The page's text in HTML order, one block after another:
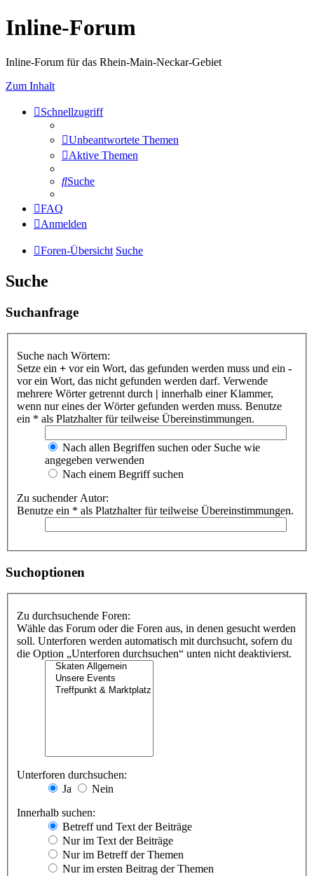
Inline-Forum
Inline-Forum für das Rhein-Main-Neckar-Gebiet
Zum Inhalt
Schnellzugriff
Unbeantwortete Themen
Aktive Themen
Suche
FAQ
Anmelden
Foren-Übersicht Suche
Suche
Suchanfrage
Suche nach Wörtern:
Setze ein + vor ein Wort, das gefunden werden muss und ein -
vor ein Wort, das nicht gefunden werden darf. Verwende
mehrere Wörter getrennt durch | innerhalb einer Klammer,
wenn nur eines der Wörter gefunden werden muss. Benutze
ein * als Platzhalter für teilweise Übereinstimmungen.
Nach allen Begriffen suchen oder Suche wie
angegeben verwenden
Nach einem Begriff suchen
Zu suchender Autor:
Benutze ein * als Platzhalter für teilweise Übereinstimmungen.
Suchoptionen
Zu durchsuchende Foren:
Wähle das Forum oder die Foren aus, in denen gesucht werden
soll. Unterforen werden automatisch mit durchsucht, sofern du
die Option „Unterforen durchsuchen“ unten nicht deaktivierst.
Unterforen durchsuchen:
Ja
Nein
Innerhalb suchen:
Betreff und Text der Beiträge
Nur im Text der Beiträge
Nur im Betreff der Themen
Nur im ersten Beitrag der Themen